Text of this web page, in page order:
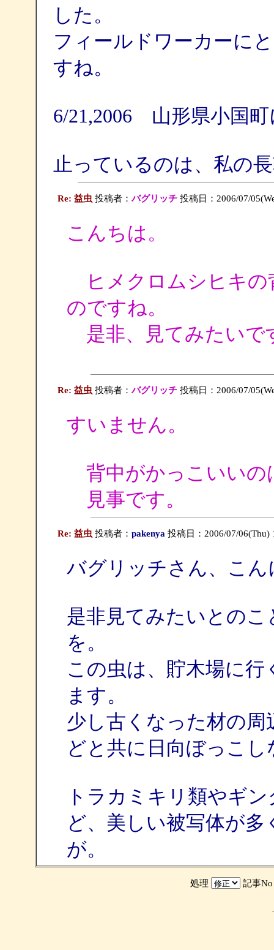
した。
フィールドワーカーに
すね。
6/21,2006 山形県小国町
止っているのは、私の
Re: 益虫 投稿者：バグリッチ投稿日：2006/07/
こんちは。
ヒメクロムシヒキの
のですね。
是非、見てみたいで
Re: 益虫 投稿者：バグリッチ投稿日：2006/07/
すいません。
背中がかっこいいの
見事です。
Re: 益虫 投稿者： pakenya 投稿日：2006/07/06(Thu)
バグリッチさん、こん
是非見てみたいとの
を。
この虫は、貯木場に
ます。
少し古くなった材の
どと共に日向ぼっこ
トラカミキリ類やギ
ど、美しい被写体が
が。
処理 記事